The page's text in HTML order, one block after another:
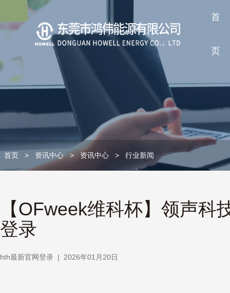
首
页
首页 > 资讯中心 > 资讯中心 > 行业新闻
【OFweek维科杯】领声
登录
hth最新官网登录 | 2026年01月20日